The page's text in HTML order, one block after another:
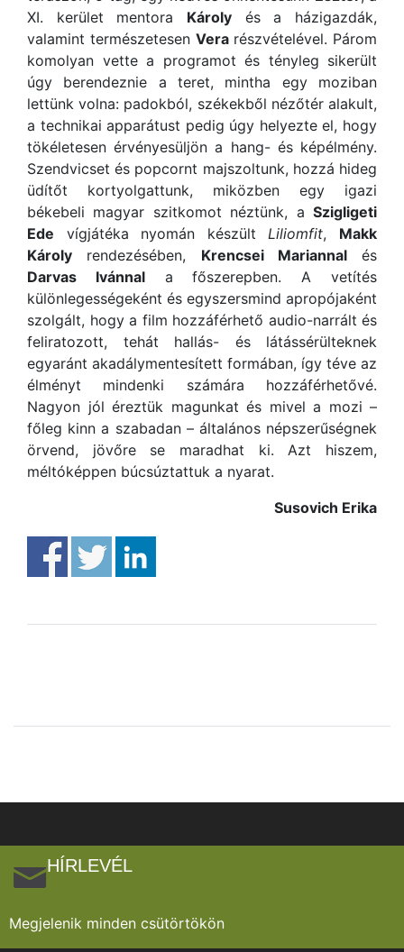
XI. kerület mentora Károly és a házigazdák,
valamint természetesen Verarészvételével. Párom
komolyan vette a programot és tényleg sikerült
úgy berendeznie a teret, mintha egy moziban
lettünk volna: padokból, székekből nézőtér alakult,
a technikai apparátust pedig úgy helyezte el, hogy
tökéletesen érvényesüljön a hang- és képélmény.
Szendvicset és popcornt majszoltunk, hozzá hideg
üdítőt kortyolgattunk, miközben egy igazi
békebeli magyar szitkomot néztünk, a Szigligeti
Ede vígjátéka nyomán készültLiliomfit, Makk
Károly rendezésében, Krencsei Mariannalés
Darvas Ivánnala főszerepben. A vetítés
különlegességeként és egyszersmind apropójaként
szolgált, hogy a film hozzáférhető audio-narrált és
feliratozott, tehát hallás- és látássérülteknek
egyaránt akadálymentesített formában, így téve az
élményt mindenki számára hozzáférhetővé.
Nagyon jól éreztük magunkat és mivel a mozi –
főleg kinn a szabadan – általános népszerűségnek
örvend, jövőre se maradhat ki. Azt hiszem,
méltóképpen búcsúztattuk a nyarat.
Susovich Erika
HÍRLEVÉL
Megjelenik minden csütörtökön